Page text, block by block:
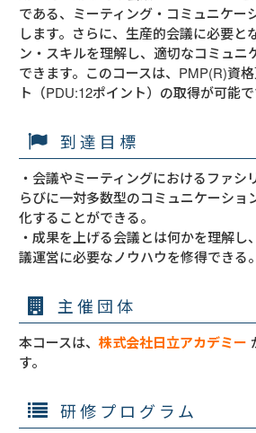
である、ミーティング・コミュニケー
します。さらに、生産的会議に必要と
ン・スキルを理解し、適切なコミュニ
できます。このコースは、PMP(R)資
ト（PDU:12ポイント）の取得が可能で
到達目標
・会議やミーティングにおけるファシ
らびに一対多数型のコミュニケーショ
化することができる。
・成果を上げる会議とは何かを理解し
議運営に必要なノウハウを修得できる。
主催団体
本コースは、株式会社日立アカデミー
す。
研修プログラム